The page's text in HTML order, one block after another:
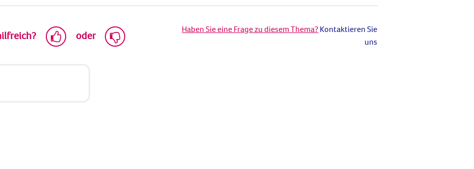
oder Haben Sie eine Frage zu diesem Thema? Kontaktieren Sie
uns